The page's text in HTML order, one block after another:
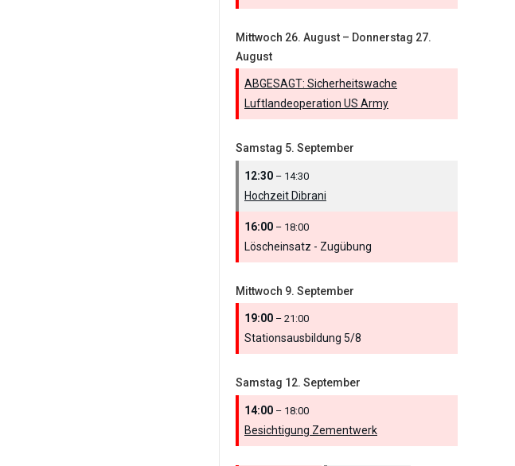
Mittwoch 26. August – Donnerstag 27.
August
ABGESAGT: Sicherheitswache
Luftlandeoperation US Army
Samstag 5. September
12:30 – 14:30
Hochzeit Dibrani
16:00 – 18:00
Löscheinsatz - Zugübung
Mittwoch 9. September
19:00 – 21:00
Stationsausbildung 5/8
Samstag 12. September
14:00 – 18:00
Besichtigung Zementwerk